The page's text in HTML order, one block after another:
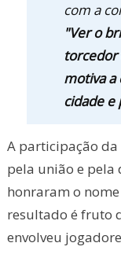
com a
"Ver o
torcedor
motiva a
cidade e
A participação da
pela união e pela
honraram o
resultado é fruto
envolveu